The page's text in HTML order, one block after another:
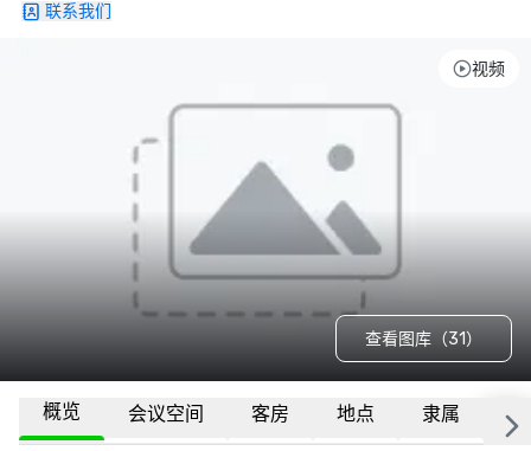
联系我们
视频
查看图库（31）
概览 会议空间 客房 地点 隶属 更